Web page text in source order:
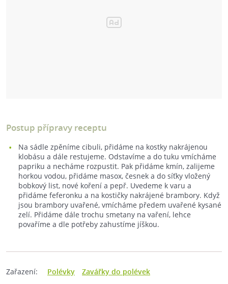
Postup přípravy receptu
Na sádle zpěníme cibuli, přidáme na kostky nakrájenou
klobásu a dále restujeme. Odstavíme a do tuku vmícháme
papriku a necháme rozpustit. Pak přidáme kmín, zalijeme
horkou vodou, přidáme masox, česnek a do síťky vložený
bobkový list, nové koření a pepř. Uvedeme k varu a
přidáme feferonku a na kostičky nakrájené brambory. Když
jsou brambory uvařené, vmícháme předem uvařené kysané
zelí. Přidáme dále trochu smetany na vaření, lehce
povaříme a dle potřeby zahustíme jíškou.
Zařazení: Polévky Zavářky do polévek